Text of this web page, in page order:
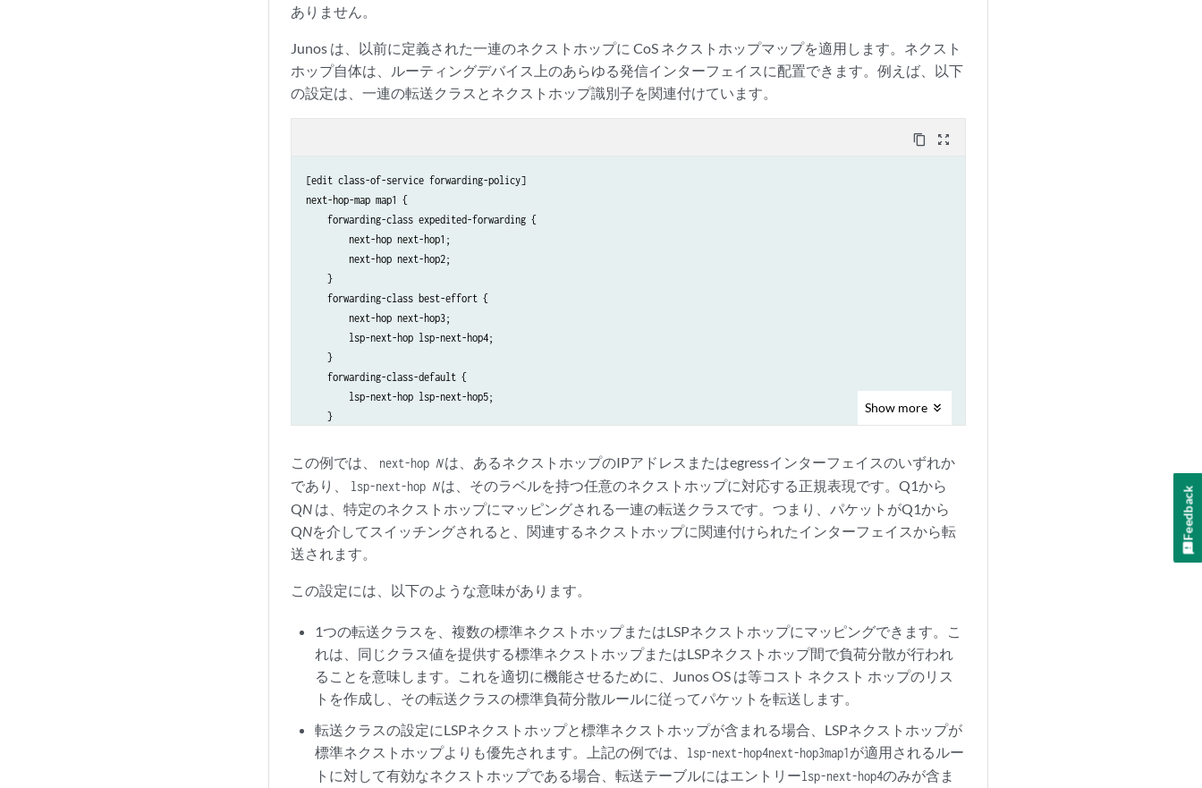
ありません。
Junos は、以前に定義された一連のネクストホップに CoS ネクストホップマップを適用します。ネクスト
ホップ自体は、ルーティングデバイス上のあらゆる発信インターフェイスに配置できます。例えば、以下
の設定は、一連の転送クラスとネクストホップ識別子を関連付けています。
content_copy zoom_out_map
[edit class-of-service forwarding-policy]
next-hop-map map1 {
    forwarding-class expedited-forwarding {
        next-hop next-hop1;
        next-hop next-hop2;
    }
    forwarding-class best-effort {
        next-hop next-hop3;
        lsp-next-hop lsp-next-hop4;
    }
    forwarding-class-default {
        lsp-next-hop lsp-next-hop5;
    }
Show more
この例では、 next-hop Nは、あるネクストホップのIPアドレスまたはegressインターフェイスのいずれか
であり、
lsp-next-hop Nは、そのラベルを持つ任意のネクストホップに対応する正規表現です。Q1から
QN は、特定のネクストホップにマッピングされる一連の転送クラスです。つまり、パケットがQ1から
QNを介してスイッチングされると、関連するネクストホップに関連付けられたインターフェイスから転
送されます。
この設定には、以下のような意味があります。
1つの転送クラスを、複数の標準ネクストホップまたはLSPネクストホップにマッピングできます。こ
れは、同じクラス値を提供する標準ネクストホップまたはLSPネクストホップ間で負荷分散が行われ
ることを意味します。これを適切に機能させるために、Junos OS は等コスト ネクスト ホップのリス
トを作成し、その転送クラスの標準負荷分散ルールに従ってパケットを転送します。
転送クラスの設定にLSPネクストホップと標準ネクストホップが含まれる場合、LSPネクストホップが
標準ネクストホップよりも優先されます。上記の例では、 lsp-next-hop4next-hop3map1が適用されるルー
トに対して有効なネクストホップである場合、転送テーブルにはエントリーlsp-next-hop4のみが含ま
Feedback